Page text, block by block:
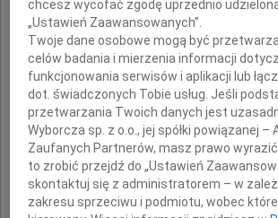
w nim ta
którą
znowu paruje w
Henryk
W deszczową sobotę
nasza Kochana Mama,
Maria
chcesz wycofać zgodę uprzednio
„Ustawień Zaawansowanych”.
Twoje dane osobowe mogą być
celów badania i mierzenia informacji
funkcjonowania serwisów i aplikacji lub
dot. świadczonych Tobie usług. Jeśli
przetwarzania Twoich danych jest
Wyborcza sp. z o.o., jej spółki powiązanej –
Zaufanych Partnerów, masz prawo
to zrobić przejdź do „Ustawień
skontaktuj się z administratorem – w
zakresu sprzeciwu i podmiotu, wobec